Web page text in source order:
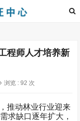
程师人才培养新
浏览 : 92 次
推动林业行业迎来
求缺口逐年扩大，